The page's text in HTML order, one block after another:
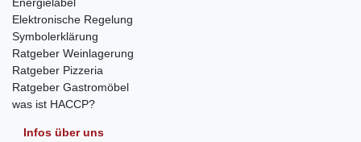
Elektronische Regelung
Symbolerklärung
Ratgeber Weinlagerung
Ratgeber Pizzeria
Ratgeber Gastromöbel
was ist HACCP?
Infos über uns